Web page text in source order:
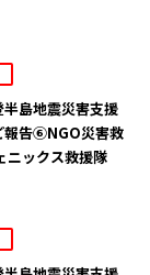
島地震災害支援
報告⑥NGO災害救
ニックス救援隊